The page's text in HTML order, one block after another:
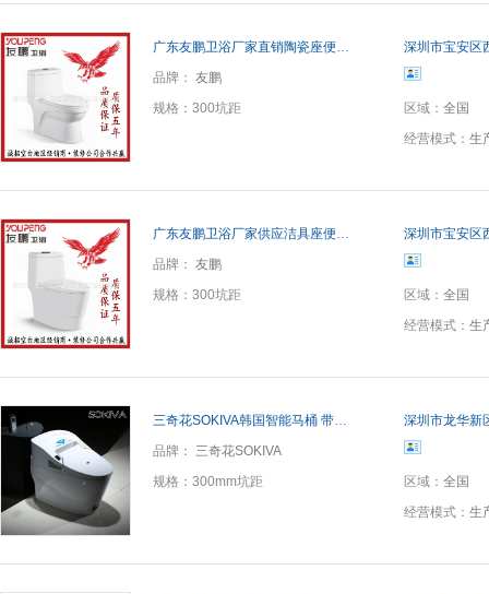
广东友鹏卫浴厂家直销陶瓷座便器 连体式超漩马桶坐便器 承接贴牌
品牌： 友鹏
规格： 300坑距
深圳市宝安区
区域： 全国
经营模式： 生
广东友鹏卫浴厂家供应洁具座便器超漩式马桶坐便器 提供OEM贴牌
品牌： 友鹏
规格： 300坑距
深圳市宝安区
区域： 全国
经营模式： 生
三奇花SOKIVA韩国智能马桶 带遥控自动冲水烘干一体智能坐便器
品牌：
三奇花SOKIVA
规格： 300mm坑距
深圳市龙华新
区域： 全国
经营模式： 生